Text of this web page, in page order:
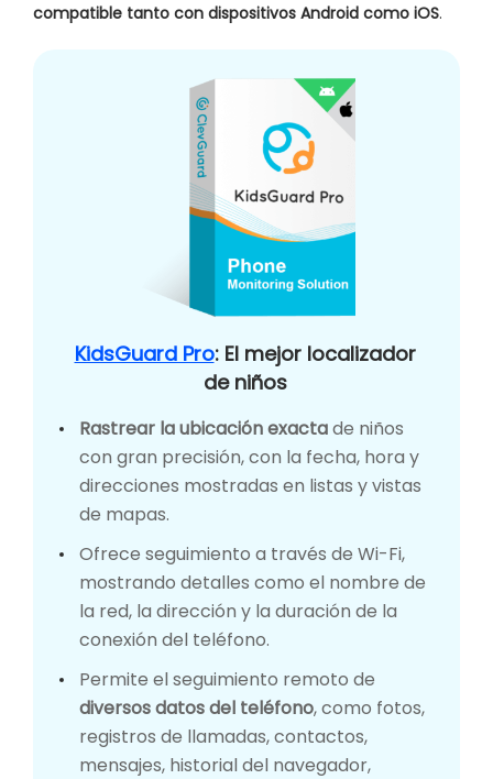
compatible tanto con dispositivos Android como iOS.
KidsGuard Pro: El mejor localizador
de niños
Rastrear la ubicación exactade niños
con gran precisión, con la fecha, hora y
direcciones mostradas en listas y vistas
de mapas.
Ofrece seguimiento a través de Wi-Fi,
mostrando detalles como el nombre de
la red, la dirección y la duración de la
conexión del teléfono.
Permite el seguimiento remoto de
diversos datos del teléfono, como fotos,
registros de llamadas, contactos,
mensajes, historial del navegador,